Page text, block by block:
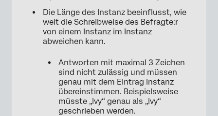
Die Länge des Instanz beeinflusst, wie
weit die Schreibweise des Befragte:r
von einem Instanz im Instanz
abweichen kann.
Antworten mit maximal 3 Zeichen
sind nicht zulässig und müssen
genau mit dem Eintrag Instanz
übereinstimmen. Beispielsweise
müsste „Ivy“ genau als „Ivy“
geschrieben werden.